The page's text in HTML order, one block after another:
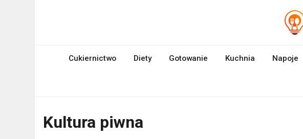
mniami.pl
Cukiernictwo Diety Gotowanie Kuchnia Napoje
Kultura piwna